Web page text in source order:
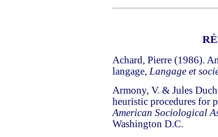
Achard, Pierre(1986).
langage,Langage et
Armony, V. & Jules
heuristic procedures for
American Sociological
Washington D.C.